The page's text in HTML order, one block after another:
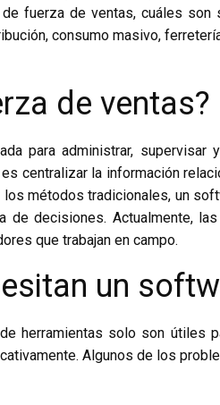
fuerza de ventas, cuáles
consumo masivo,
de ventas?
para administrar,
centralizar la información
métodos tradicionales, un
decisiones. Actualmente,
que trabajan en campo.
un
herramientas solo son útiles
Algunos de los